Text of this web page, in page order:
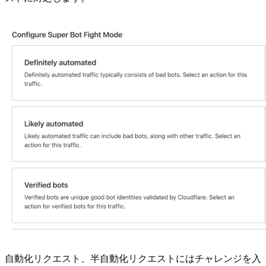
自動化リクエスト、半自動化リクエストにはチャレンジを入